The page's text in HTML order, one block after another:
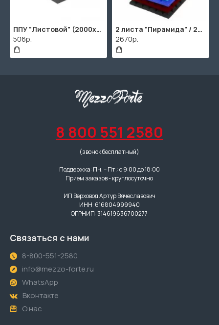
ППУ "Листовой" (2000х1000мм)
506р.
2 листа "Пирамида" / 2шт. по 2000х1000мм
2670р.
8 800 551 2580
(звонок бесплатный)
Поддержка: Пн. – Пт.: с 9:00 до 18:00
Прием заказов - круглосуточно
ИП Верховод Артур Вячеславович
ИНН: 616804999940
ОГРНИП: 314619636700277
Связаться с нами
8-800-551-2580
info@mezzo-forte.ru
WhatsApp
Вконтакте
О нас